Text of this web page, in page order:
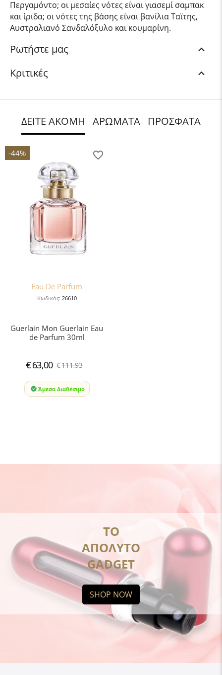
Περγαμόντο; οι μεσαίες νότες είναι γιασεμί σαμπακ
και ίριδα; οι νότες της βάσης είναι βανίλια Ταϊτης,
Αυστραλιανό Σανδαλόξυλο και κουμαρίνη.
Ρωτήστε μας
Κριτικές
ΔΕΙΤΕ ΑΚΟΜΗ ΑΡΩΜΑΤΑ ΠΡΟΣΦΑΤΑ
-44%
Eau De Parfum
Κωδικός: 26610
Guerlain Mon Guerlain Eau
de Parfum 30ml
€111,93
€63,00
Άμεσα Διαθέσιμο
ΤΟ
ΑΠΟΛΥΤΟ
GADGET
SHOP NOW